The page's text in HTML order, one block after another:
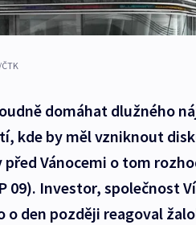
domáhat dlužného
kde by měl vzniknout
před Vánocemi o tom
09). Investor, společnost
o den později reagoval